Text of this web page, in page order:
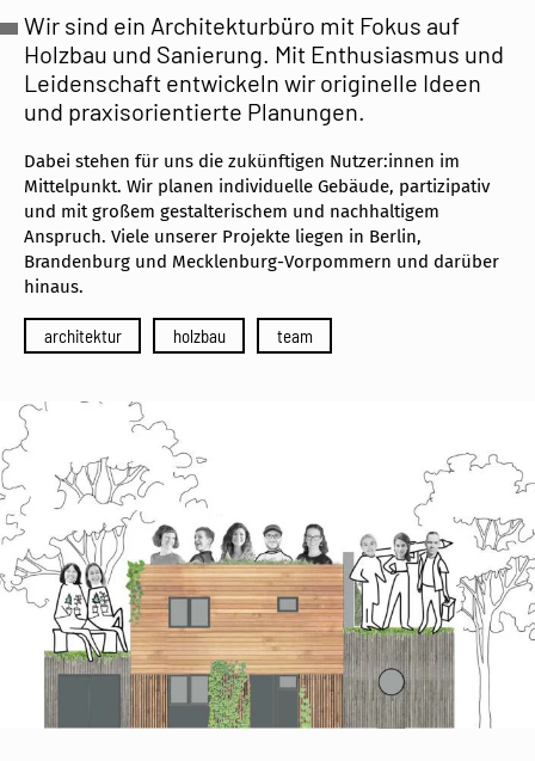
Wir sind ein Architekturbüro mit Fokus auf
Holzbau und Sanierung. Mit Enthusiasmus und
Leidenschaft entwickeln wir originelle Ideen
und praxisorientierte Planungen.
Dabei stehen für uns die zukünftigen Nutzer:innen im
Mittelpunkt. Wir planen individuelle Gebäude, partizipativ
und mit großem gestalterischem und nachhaltigem
Anspruch. Viele unserer Projekte liegen in Berlin,
Brandenburg und Mecklenburg-Vorpommern und darüber
hinaus.
architektur holzbau team